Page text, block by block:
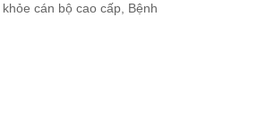
cán bộ cao cấp, Bệnh